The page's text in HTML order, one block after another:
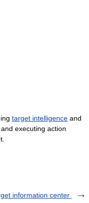
target intelligence and
executing action
information center